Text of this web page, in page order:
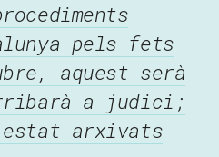
pels fets
aquest serà
a judici;
arxivats